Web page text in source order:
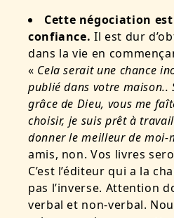
Cette négociation
confiance. Il est dur
dans la vie en
« Cela serait une chance
publié dans votre maison..
grâce de Dieu, vous me
choisir, je suis prêt à
donner le meilleur de moi-
amis, non. Vos livres
C’est l’éditeur qui a la
pas l’inverse. Attention
verbal et non-verbal.